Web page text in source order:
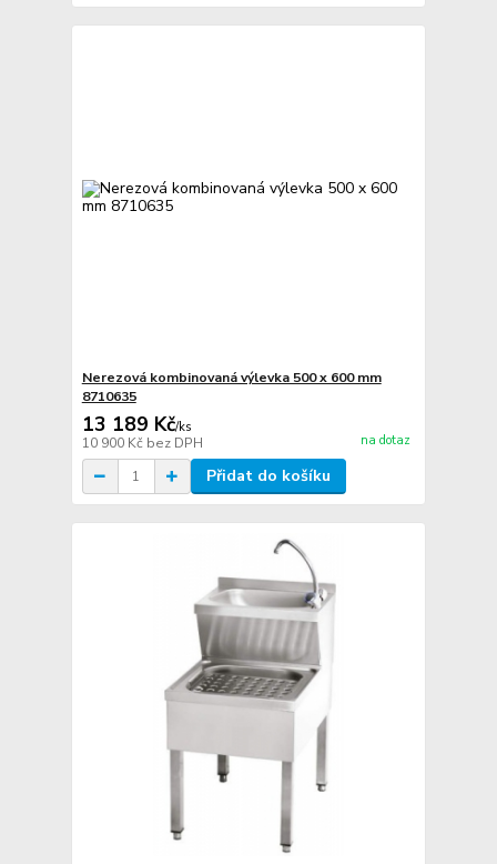
Nerezová kombinovaná výlevka 500 x 600 mm
8710635
13 189 Kč/ks
10 900 Kč bez DPH na dotaz
Přidat do košíku